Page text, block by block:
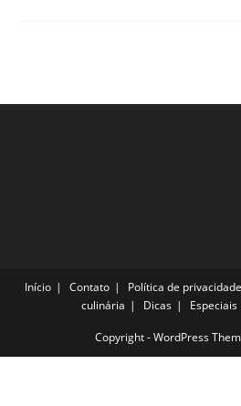
Você
Início Contato Política de privacidade
culinária
Dicas Especiais
Copyright - WordPress